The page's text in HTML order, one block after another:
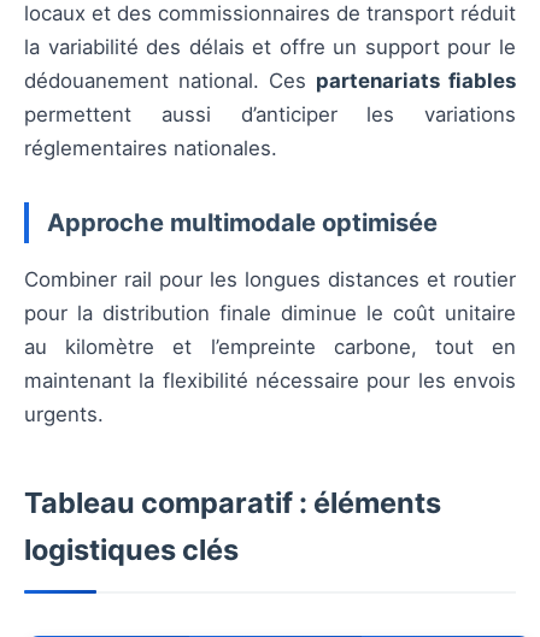
locaux et des commissionnaires de transport réduit
la variabilité des délais et offre un support pour le
dédouanement national. Ces partenariats fiables
permettent aussi d’anticiper les variations
réglementaires nationales.
Approche multimodale optimisée
Combiner rail pour les longues distances et routier
pour la distribution finale diminue le coût unitaire
au kilomètre et l’empreinte carbone, tout en
maintenant la flexibilité nécessaire pour les envois
urgents.
Tableau comparatif : éléments
logistiques clés